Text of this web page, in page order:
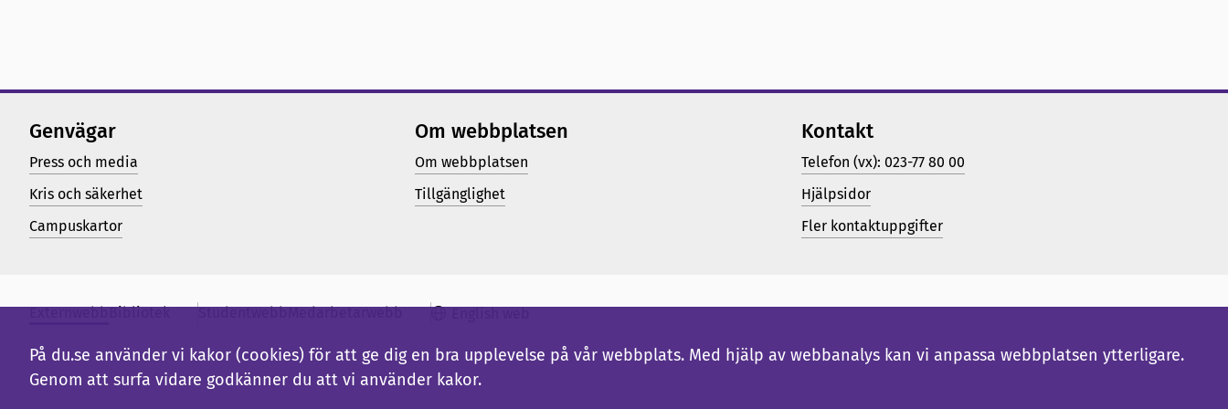
Genvägar
Press och media
Kris och säkerhet
Campuskartor
Om webbplatsen
Om webbplatsen
Tillgänglighet
Kontakt
Telefon (vx): 023-77 80 00
Hjälpsidor
Fler kontaktuppgifter
ExternwebbBibliotek StudentwebbMedarbetarwebb
På du.se använder vi kakor (cookies) för att ge dig en bra upplevelse på vår webbplats. Med hjälp av webbanalys kan vi anpassa webbplatsen ytterligare.
Genom att surfa vidare godkänner du att vi använder kakor.